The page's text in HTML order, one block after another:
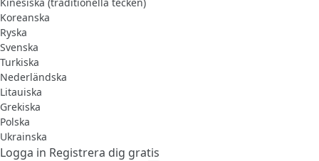
Koreanska
Ryska
Svenska
Turkiska
Nederländska
Litauiska
Grekiska
Polska
Ukrainska
Logga in Registrera dig gratis